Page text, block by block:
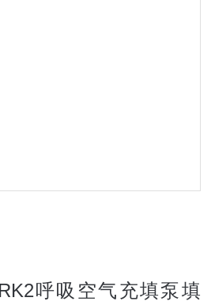
呼吸空气充填泵填